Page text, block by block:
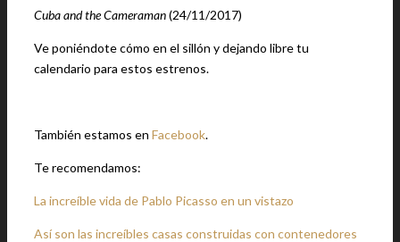
Cuba and the Cameraman(24/11/2017)
Ve poniéndote cómo en el sillón y dejando libre tu
calendario para estos estrenos.
También estamos en Facebook.
Te recomendamos:
La increíble vida de Pablo Picasso en un vistazo
Así son las increíbles casas construidas con contenedores